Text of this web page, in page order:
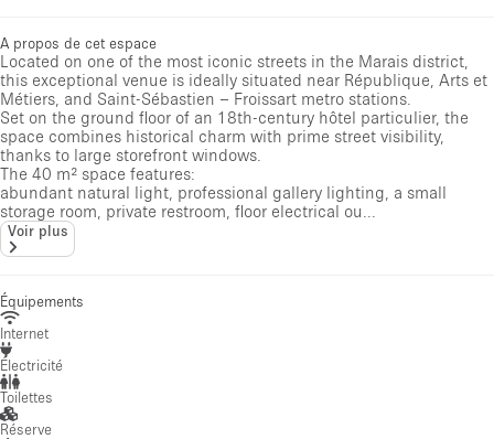
A propos de cet espace
Located on one of the most iconic streets in the Marais district,
this exceptional venue is ideally situated near République, Arts et
Métiers, and Saint-Sébastien – Froissart metro stations.
Set on the ground floor of an 18th-century hôtel particulier, the
space combines historical charm with prime street visibility,
thanks to large storefront windows.
The 40 m² space features:
abundant natural light, professional gallery lighting, a small
storage room, private restroom, floor electrical ou...
Voir plus
Équipements
Internet
Électricité
Toilettes
Réserve